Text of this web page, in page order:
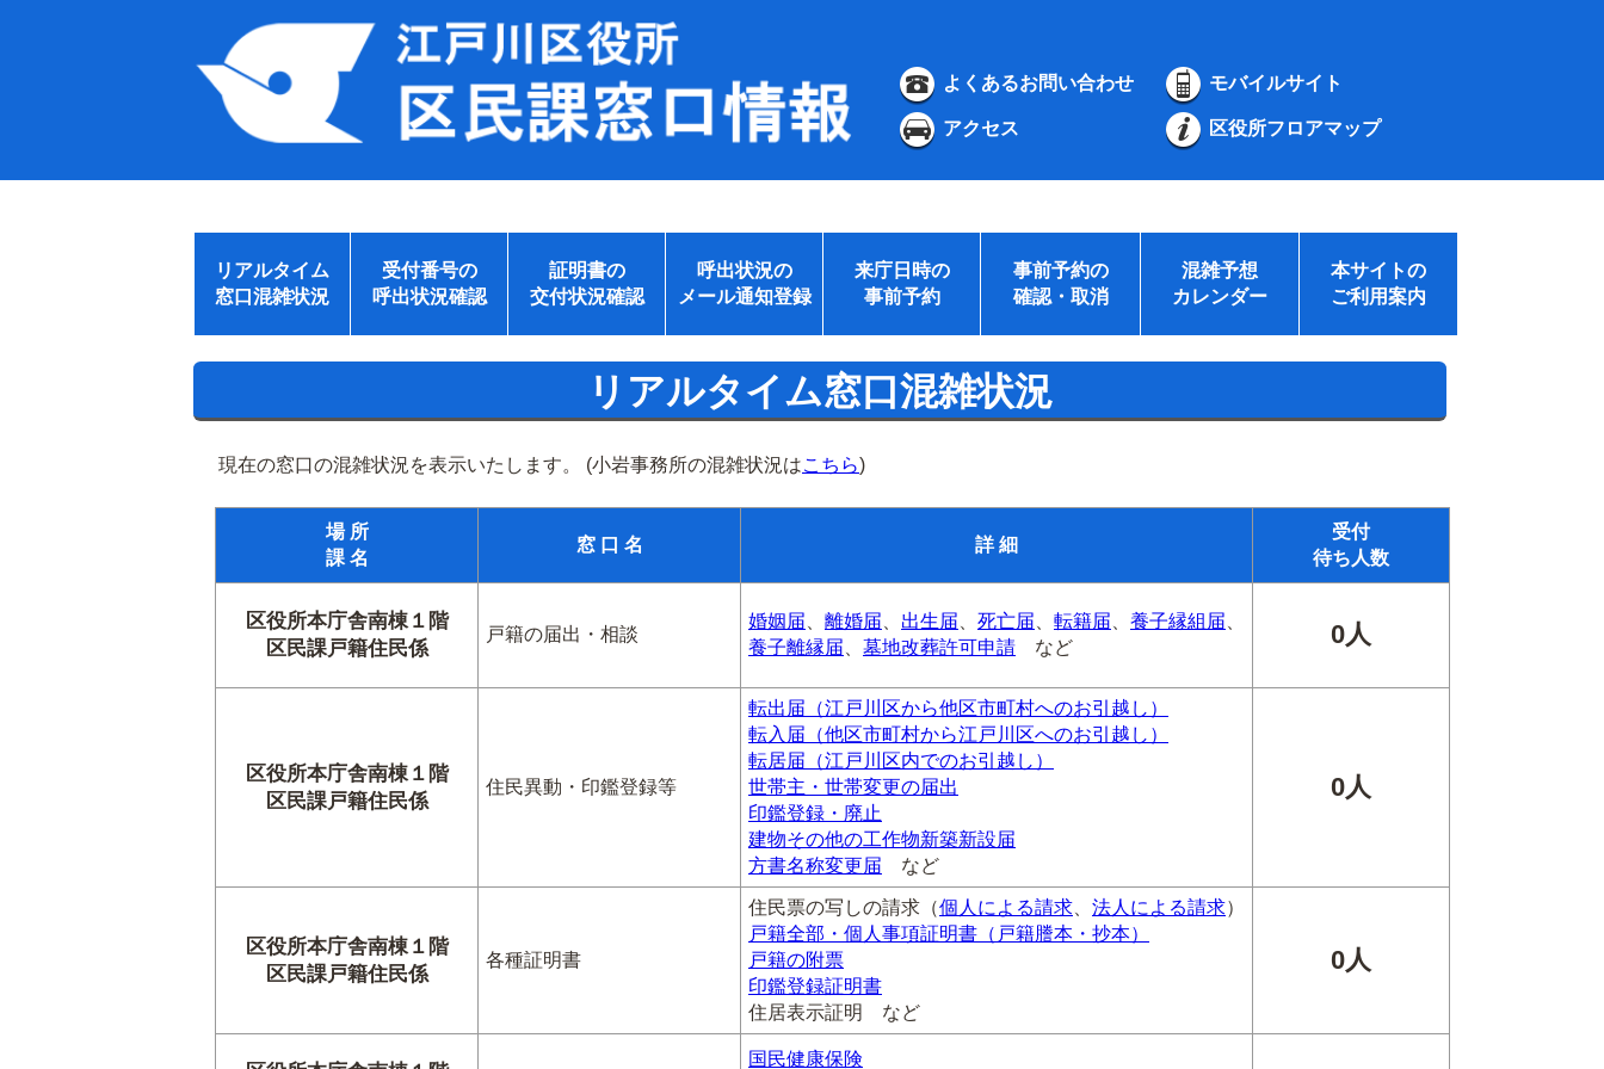
よくあるお問い合わせ モバイルサイト
アクセス 区役所フロアマップ
リアルタイム
窓口混雑状況
受付番号の
呼出状況確認
証明書の
交付状況確認
呼出状況の
メール通知登録
来庁日時の
事前予約
事前予約の
確認・取消
混雑予想
カレンダー
本サイトの
ご利用案内
リアルタイム窓口混雑状況
現在の窓口の混雑状況を表示いたします。 (小岩事務所の混雑状況はこちら)
場 所
課 名
窓 口 名 詳 細
受付
待ち人数
区役所本庁舎南棟１階
区民課戸籍住民係
戸籍の届出・相談
婚姻届 離婚届 出生届 死亡届 転籍届 養子縁組届
養子離縁届
墓地改葬許可申請 など 0人
区役所本庁舎南棟１階
区民課戸籍住民係
住民異動・印鑑登録等
転出届（江戸川区から他区市町村へのお引越し）
転入届（他区市町村から江戸川区へのお引越し）
転居届（江戸川区内でのお引越し）
世帯主・世帯変更の届出
印鑑登録・廃止
建物その他の工作物新築新設届
方書名称変更届 など
0人
区役所本庁舎南棟１階
区民課戸籍住民係
各種証明書
住民票の写しの請求（個人による請求 法人による請求）
戸籍全部・個人事項証明書（戸籍謄本・抄本）
戸籍の附票
印鑑登録証明書
住居表示証明 など
0人
国民健康保険